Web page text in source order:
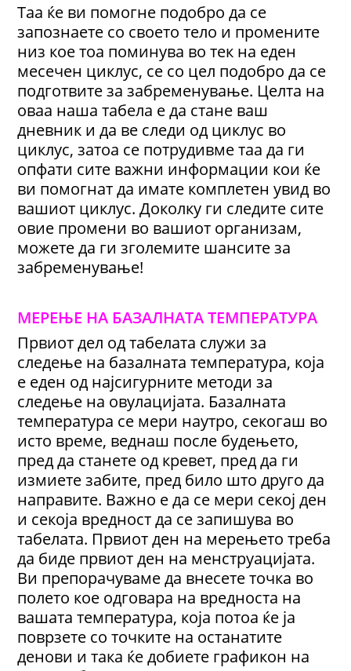
Таа ќе ви помогне подобро да се
запознаете со своето тело и промените
низ кое тоа поминува во тек на еден
месечен циклус, се со цел подобро да се
подготвите за забременување. Целта на
оваа наша табела е да стане ваш
дневник и да ве следи од циклус во
циклус, затоа се потрудивме таа да ги
опфати сите важни информации кои ќе
ви помогнат да имате комплетен увид во
вашиот циклус. Доколку ги следите сите
овие промени во вашиот организам,
можете да ги зголемите шансите за
забременување!
МЕРЕЊЕ НА БАЗАЛНАТА ТЕМПЕРАТУРА
Првиот дел од табелата служи за
следење на базалната температура, која
е еден од најсигурните методи за
следење на овулацијата. Базалната
температура се мери наутро, секогаш во
исто време, веднаш после будењето,
пред да станете од кревет, пред да ги
измиете забите, пред било што друго да
направите. Важно е да се мери секој ден
и секоја вредност да се запишува во
табелата. Првиот ден на мерењето треба
да биде првиот ден на менструацијата.
Ви препорачуваме да внесете точка во
полето кое одговара на вредноста на
вашата температура, која потоа ќе ја
поврзете со точките на останатите
денови и така ќе добиете графикон на